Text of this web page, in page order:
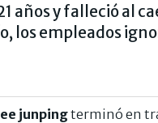
años y falleció al
los empleados
junpingterminó en